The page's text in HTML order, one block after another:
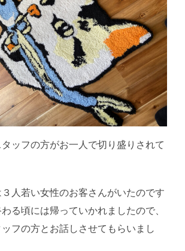
ッフの方がお一人で切り盛りされて
人若い女性のお客さんがいたのです
る頃には帰っていかれましたので、
フの方とお話しさせてもらいまし